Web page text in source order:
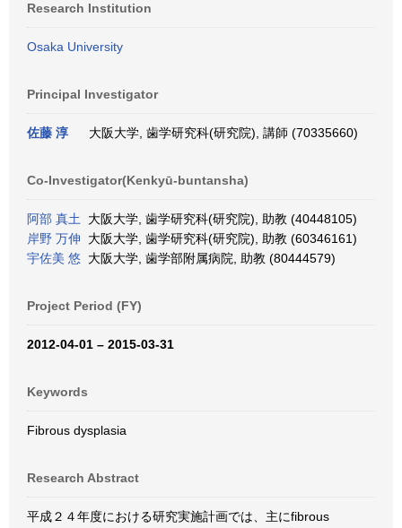
Research Institution
Osaka University
Principal Investigator
佐藤 淳 大阪大学, 歯学研究科(研究院), 講師 (70335660)
Co-Investigator(Kenkyū-buntansha)
阿部 真土 大阪大学, 歯学研究科(研究院), 助教 (40448105)
岸野 万伸 大阪大学, 歯学研究科(研究院), 助教 (60346161)
宇佐美 悠 大阪大学, 歯学部附属病院, 助教 (80444579)
Project Period (FY)
2012-04-01 – 2015-03-31
Keywords
Fibrous dysplasia
Research Abstract
平成２４年度における研究実施計画では、主にfibrous